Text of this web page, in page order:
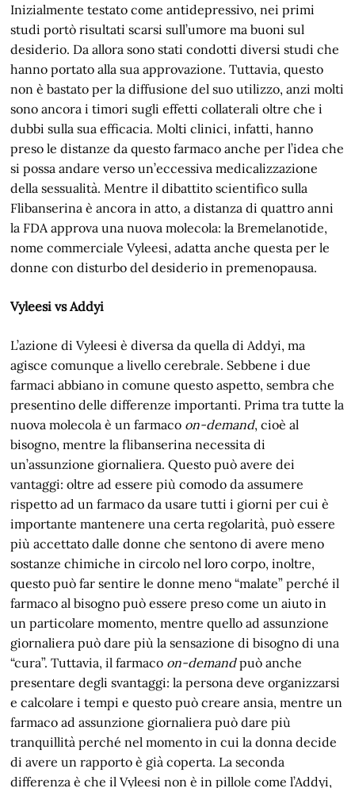
Inizialmente testato come antidepressivo, nei primi
studi portò risultati scarsi sull’umore ma buoni sul
desiderio. Da allora sono stati condotti diversi studi che
hanno portato alla sua approvazione. Tuttavia, questo
non è bastato per la diffusione del suo utilizzo, anzi molti
sono ancora i timori sugli effetti collaterali oltre che i
dubbi sulla sua efficacia. Molti clinici, infatti, hanno
preso le distanze da questo farmaco anche per l’idea che
si possa andare verso un’eccessiva medicalizzazione
della sessualità. Mentre il dibattito scientifico sulla
Flibanserina è ancora in atto, a distanza di quattro anni
la FDA approva una nuova molecola: la Bremelanotide,
nome commerciale Vyleesi, adatta anche questa per le
donne con disturbo del desiderio in premenopausa.
Vyleesi vs Addyi
L’azione di Vyleesi è diversa da quella di Addyi, ma
agisce comunque a livello cerebrale. Sebbene i due
farmaci abbiano in comune questo aspetto, sembra che
presentino delle differenze importanti. Prima tra tutte la
nuova molecola è un farmaco on-demand, cioè al
bisogno, mentre la flibanserina necessita di
un’assunzione giornaliera. Questo può avere dei
vantaggi: oltre ad essere più comodo da assumere
rispetto ad un farmaco da usare tutti i giorni per cui è
importante mantenere una certa regolarità, può essere
più accettato dalle donne che sentono di avere meno
sostanze chimiche in circolo nel loro corpo, inoltre,
questo può far sentire le donne meno “malate” perché il
farmaco al bisogno può essere preso come un aiuto in
un particolare momento, mentre quello ad assunzione
giornaliera può dare più la sensazione di bisogno di una
“cura”. Tuttavia, il farmaco on-demandpuò anche
presentare degli svantaggi: la persona deve organizzarsi
e calcolare i tempi e questo può creare ansia, mentre un
farmaco ad assunzione giornaliera può dare più
tranquillità perché nel momento in cui la donna decide
di avere un rapporto è già coperta. La seconda
differenza è che il Vyleesi non è in pillole come l’Addyi,